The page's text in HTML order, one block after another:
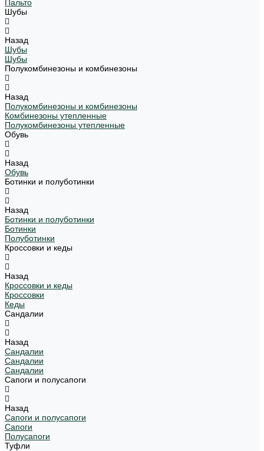
Пальто
Шубы
Назад
Шубы
Шубы
Полукомбинезоны и комбинезоны
Назад
Полукомбинезоны и комбинезоны
Комбинезоны утепленные
Полукомбинезоны утепленные
Обувь
Назад
Обувь
Ботинки и полуботинки
Назад
Ботинки и полуботинки
Ботинки
Полуботинки
Кроссовки и кеды
Назад
Кроссовки и кеды
Кроссовки
Кеды
Сандалии
Назад
Сандалии
Сандалии
Сандалии
Сапоги и полусапоги
Назад
Сапоги и полусапоги
Сапоги
Полусапоги
Туфли